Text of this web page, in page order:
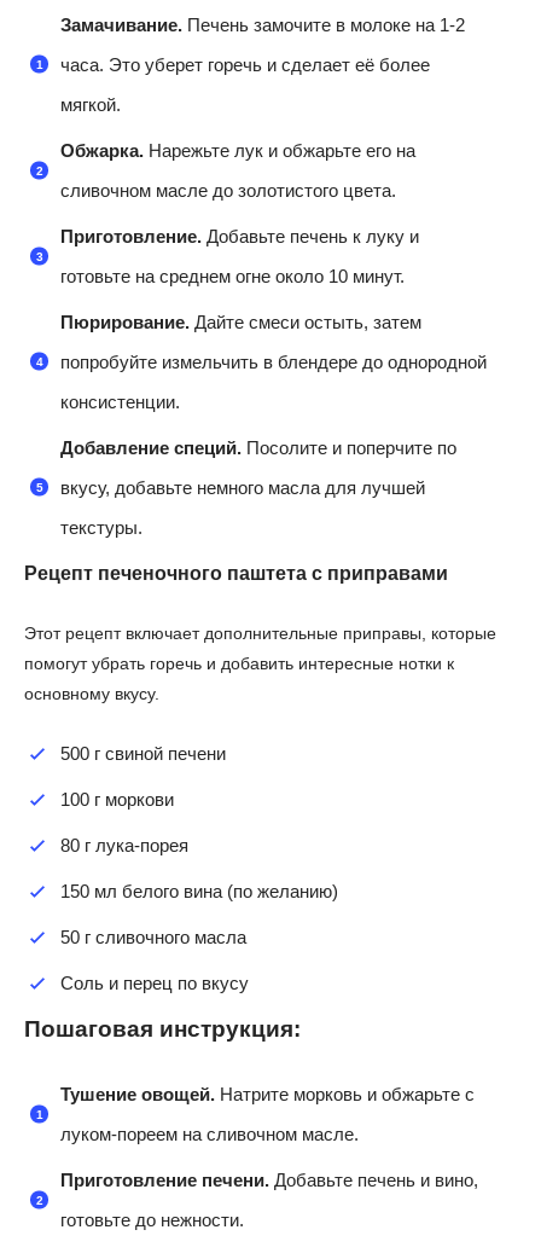
Замачивание. Печень замочите в молоке на 1-2
часа. Это уберет горечь и сделает её более
мягкой.
Обжарка. Нарежьте лук и обжарьте его на
сливочном масле до золотистого цвета.
Приготовление. Добавьте печень к луку и
готовьте на среднем огне около 10 минут.
Пюрирование. Дайте смеси остыть, затем
попробуйте измельчить в блендере до однородной
консистенции.
Добавление специй. Посолите и поперчите по
вкусу, добавьте немного масла для лучшей
текстуры.
Рецепт печеночного паштета с приправами
Этот рецепт включает дополнительные приправы, которые
помогут убрать горечь и добавить интересные нотки к
основному вкусу.
500 г свиной печени
100 г моркови
80 г лука-порея
150 мл белого вина (по желанию)
50 г сливочного масла
Соль и перец по вкусу
Пошаговая инструкция:
Тушение овощей. Натрите морковь и обжарьте с
луком-пореем на сливочном масле.
Приготовление печени. Добавьте печень и вино,
готовьте до нежности.